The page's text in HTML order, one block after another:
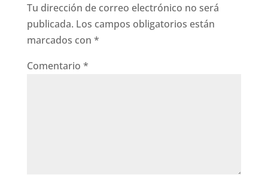
Tu dirección de correo electrónico no será
publicada. Los campos obligatorios están
marcados con *
Comentario *